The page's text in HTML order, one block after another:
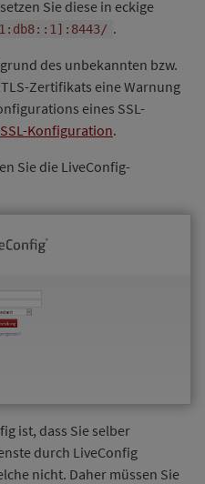
Sie diese in eckige
.
des unbekannten bzw.
Zertifikats eine Warnung
eines SSL-
SSL-Konfiguration.
Sie die LiveConfig-
ist, dass Sie selber
durch LiveConfig
nicht. Daher müssen Sie